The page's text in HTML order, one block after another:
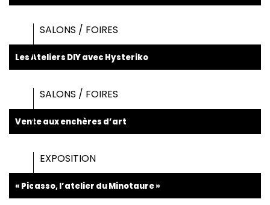
SALONS / FOIRES
Les Ateliers DIY avec Hysteriko
SALONS / FOIRES
Vente aux enchères d’art
EXPOSITION
« Picasso, l’atelier du Minotaure »